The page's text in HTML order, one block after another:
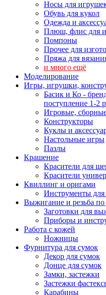
Носы для
Обувь для кукол
Одежда и
Плюш, флис для
Помпоны
Прочее для
Пряжа для
и много ещё
Моделирование
Игры, игрушки,
Басик и Ко -
поступление 1-2
Игровые,
Конструкторы
Куклы и
Настольные игры
Пазлы
Крашение
Красители для
Красители
Квиллинг и оригами
Инструменты для
Выжигание и резьба по
Заготовки для
Приборы и
Работа с кожей
Ножницы
Фурнитура для сумок
Декор для сумок
Донце для сумок
Замки, застежки
Застежки
Карабины